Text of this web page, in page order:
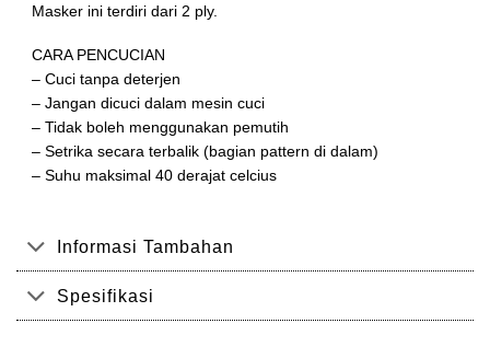
Masker ini terdiri dari 2 ply.
CARA PENCUCIAN
– Cuci tanpa deterjen
– Jangan dicuci dalam mesin cuci
– Tidak boleh menggunakan pemutih
– Setrika secara terbalik (bagian pattern di dalam)
– Suhu maksimal 40 derajat celcius
Informasi Tambahan
Spesifikasi